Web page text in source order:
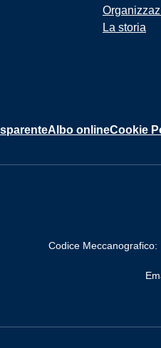
La storia
Albo onlineCookie
Codice